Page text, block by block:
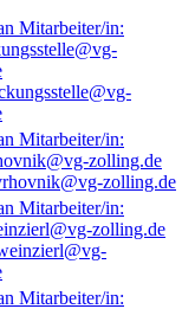
zolling.de